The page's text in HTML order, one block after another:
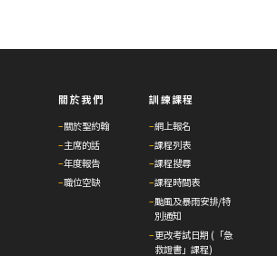
關於我們
–關於聖約翰
–主席的話
–年度報告
–職位空缺
訓練課程
–網上報名
–課程列表
–課程搜尋
–課程時間表
–颱風及暴雨安排/特
別通知
–更改考試日期 (「急
救證書」課程)